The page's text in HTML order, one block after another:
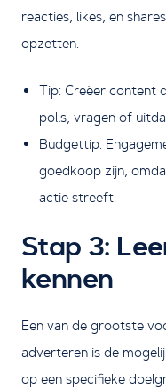
reacties, likes, en
opzetten.
Tip: Creëer content
polls, vragen of
Budgettip:
goedkoop zijn,
actie streeft.
Stap 3:
kennen
Een van de grootste
adverteren is de
op een specifieke